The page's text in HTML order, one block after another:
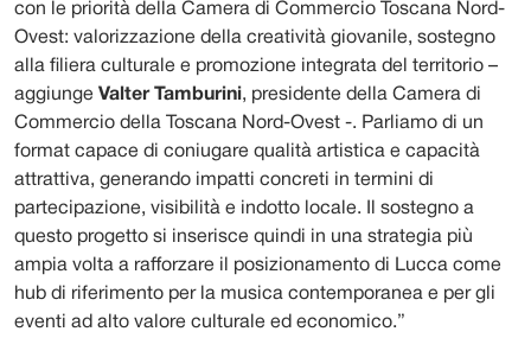
con le priorità della Camera di Commercio Toscana Nord-
Ovest: valorizzazione della creatività giovanile, sostegno
alla filiera culturale e promozione integrata del territorio –
aggiunge Valter Tamburini, presidente della Camera di
Commercio della Toscana Nord-Ovest -. Parliamo di un
format capace di coniugare qualità artistica e capacità
attrattiva, generando impatti concreti in termini di
partecipazione, visibilità e indotto locale. Il sostegno a
questo progetto si inserisce quindi in una strategia più
ampia volta a rafforzare il posizionamento di Lucca come
hub di riferimento per la musica contemporanea e per gli
eventi ad alto valore culturale ed economico.”